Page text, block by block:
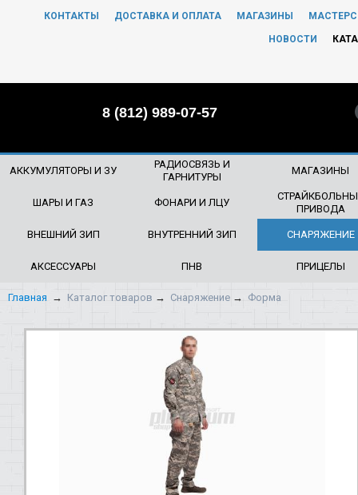
КОНТАКТЫ ДОСТАВКА И ОПЛАТА МАГАЗИНЫ
НОВОСТИ
8 (812) 989-07-57
АККУМУЛЯТОРЫ И ЗУ
РАДИОСВЯЗЬ И
ГАРНИТУРЫ
МАГАЗИНЫ
ШАРЫ И ГАЗ ФОНАРИ И ЛЦУ
ПРИВОДА
ВНЕШНИЙ ЗИП ВНУТРЕННИЙ ЗИП СНАРЯЖЕНИЕ
АКСЕССУАРЫ ПНВ ПРИЦЕЛЫ
Главная → Каталог товаров → Снаряжение→ Форма
ЧТО БУДЕМ ИСКАТЬ?